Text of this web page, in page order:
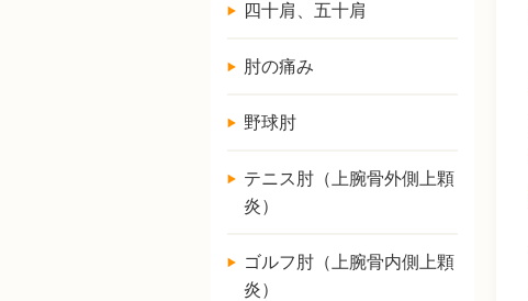
四十肩、五十肩
肘の痛み
野球肘
テニス肘（上腕骨外側上顆
炎）
ゴルフ肘（上腕骨内側上顆
炎）